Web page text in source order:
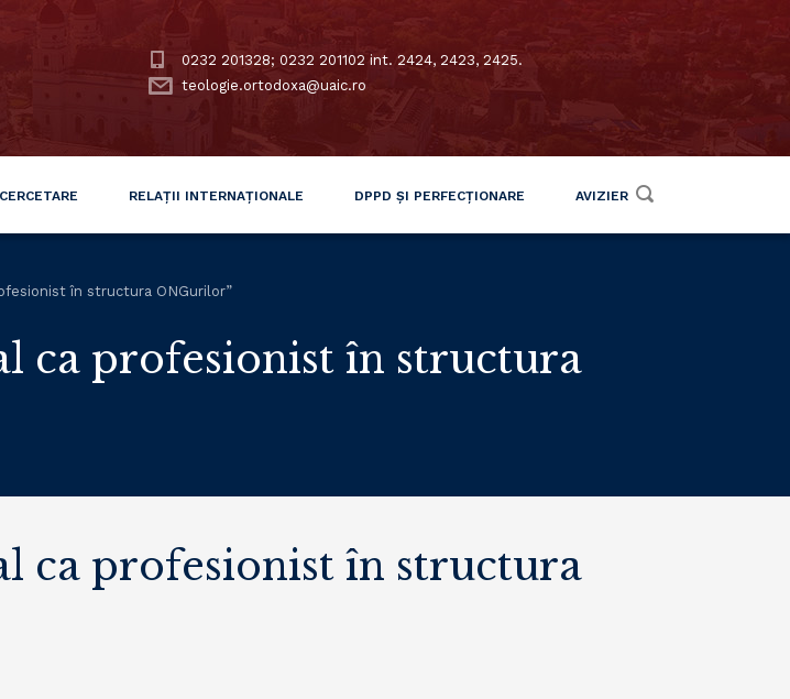
0232 201328; 0232 201102 int. 2424, 2423, 2425.
teologie.ortodoxa@uaic.ro
CERCETARE RELAȚII INTERNAȚIONALE DPPD ȘI PERFECȚIONARE AVIZIER
în structura ONGurilor”
ca profesionist în structura
ca profesionist în structura